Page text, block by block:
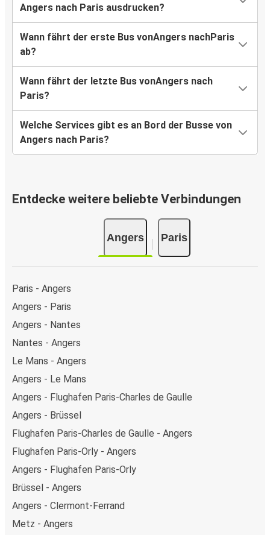
Angers nach Paris ausdrucken?
Wann fährt der erste Bus vonAngers nachParis
ab?
Wann fährt der letzte Bus vonAngers nach
Paris?
Welche Services gibt es an Bord der Busse von
Angers nach Paris?
Entdecke weitere beliebte Verbindungen
Angers Paris
Paris - Angers
Angers - Paris
Angers - Nantes
Nantes - Angers
Le Mans - Angers
Angers - Le Mans
Angers - Flughafen Paris-Charles de Gaulle
Angers - Brüssel
Flughafen Paris-Charles de Gaulle - Angers
Flughafen Paris-Orly - Angers
Angers - Flughafen Paris-Orly
Brüssel - Angers
Angers - Clermont-Ferrand
Metz - Angers